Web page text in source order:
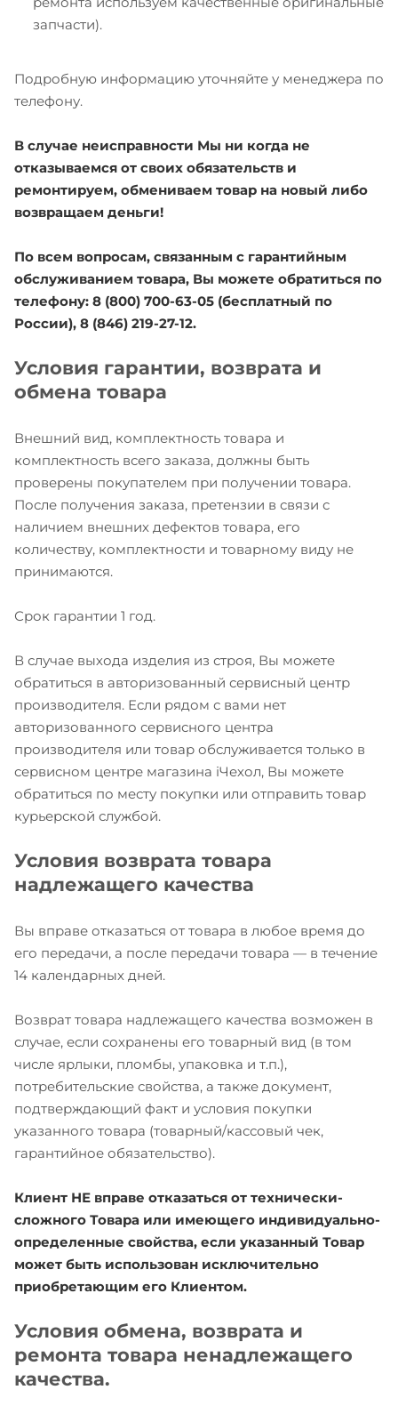
запчасти).
Подробную информацию уточняйте у менеджера по
телефону.
В случае неисправности Мы ни когда не
отказываемся от своих обязательств и
ремонтируем, обмениваем товар на новый либо
возвращаем деньги!
По всем вопросам, связанным с гарантийным
обслуживанием товара, Вы можете обратиться по
телефону: 8 (800) 700-63-05 (бесплатный по
России), 8 (846) 219-27-12.
Условия гарантии, возврата и
обмена товара
Внешний вид, комплектность товара и
комплектность всего заказа, должны быть
проверены покупателем при получении товара.
После получения заказа, претензии в связи с
наличием внешних дефектов товара, его
количеству, комплектности и товарному виду не
принимаются.
Срок гарантии 1 год.
В случае выхода изделия из строя, Вы можете
обратиться в авторизованный сервисный центр
производителя. Если рядом с вами нет
авторизованного сервисного центра
производителя или товар обслуживается только в
сервисном центре магазина iЧехол, Вы можете
обратиться по месту покупки или отправить товар
курьерской службой.
Условия возврата товара
надлежащего качества
Вы вправе отказаться от товара в любое время до
его передачи, а после передачи товара — в течение
14 календарных дней.
Возврат товара надлежащего качества возможен в
случае, если сохранены его товарный вид (в том
числе ярлыки, пломбы, упаковка и т.п.),
потребительские свойства, а также документ,
подтверждающий факт и условия покупки
указанного товара (товарный/кассовый чек,
гарантийное обязательство).
Клиент НЕ вправе отказаться от технически-
сложного Товара или имеющего индивидуально-
определенные свойства, если указанный Товар
может быть использован исключительно
приобретающим его Клиентом.
Условия обмена, возврата и
ремонта товара ненадлежащего
качества.